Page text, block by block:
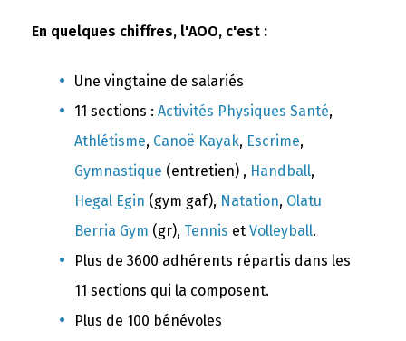
En quelques chiffres, l'AOO, c'est :
Une vingtaine de salariés
11 sections : Activités Physiques Santé,
Athlétisme, Canoë Kayak, Escrime,
Gymnastique (entretien) , Handball,
Hegal Egin (gym gaf), Natation, Olatu
Berria Gym (gr), Tennis et Volleyball.
Plus de 3600 adhérents répartis dans les
11 sections qui la composent.
Plus de 100 bénévoles